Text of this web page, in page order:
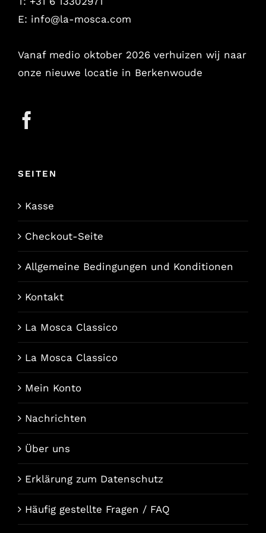
E: info@la-mosca.com
Vanaf medio oktober 2026 verhuizen wij naar
onze nieuwe locatie in Berkenwoude
SEITEN
Kasse
Checkout-Seite
Allgemeine Bedingungen und Konditionen
Kontakt
La Mosca Classico
La Mosca Classico
Mein Konto
Nachrichten
Über uns
Erklärung zum Datenschutz
Häufig gestellte Fragen / FAQ